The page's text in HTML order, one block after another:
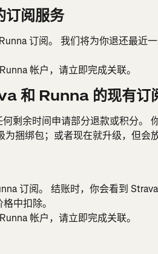
阅服务
订阅。 我们将为你退还最近
帐户，请立即完成关联。
和 Runna 的现有订
剩余时间申请部分退款或积分。
为捆绑包；或者现在就升级，但会
订阅。 结账时，你会看到
中扣除。
帐户，请立即完成关联。